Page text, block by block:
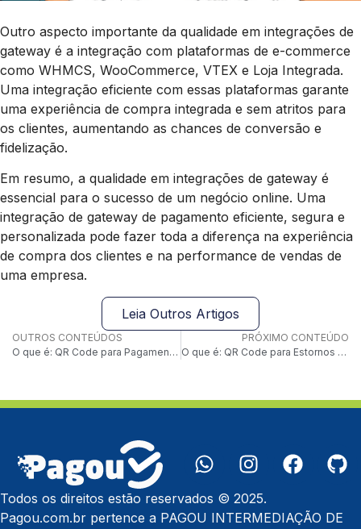
Outro aspecto importante da qualidade em integrações de
gateway é a integração com plataformas de e-commerce
como WHMCS, WooCommerce, VTEX e Loja Integrada.
Uma integração eficiente com essas plataformas garante
uma experiência de compra integrada e sem atritos para
os clientes, aumentando as chances de conversão e
fidelização.
Em resumo, a qualidade em integrações de gateway é
essencial para o sucesso de um negócio online. Uma
integração de gateway de pagamento eficiente, segura e
personalizada pode fazer toda a diferença na experiência
de compra dos clientes e na performance de vendas de
uma empresa.
Leia Outros Artigos
OUTROS CONTEÚDOS
O que é: QR Code para Pagamentos Contacless
PRÓXIMO CONTEÚDO
O que é: QR Code para Estornos Automatizados
Todos os direitos estão reservados © 2025.
Pagou.com.br pertence a PAGOU INTERMEDIAÇÃO DE